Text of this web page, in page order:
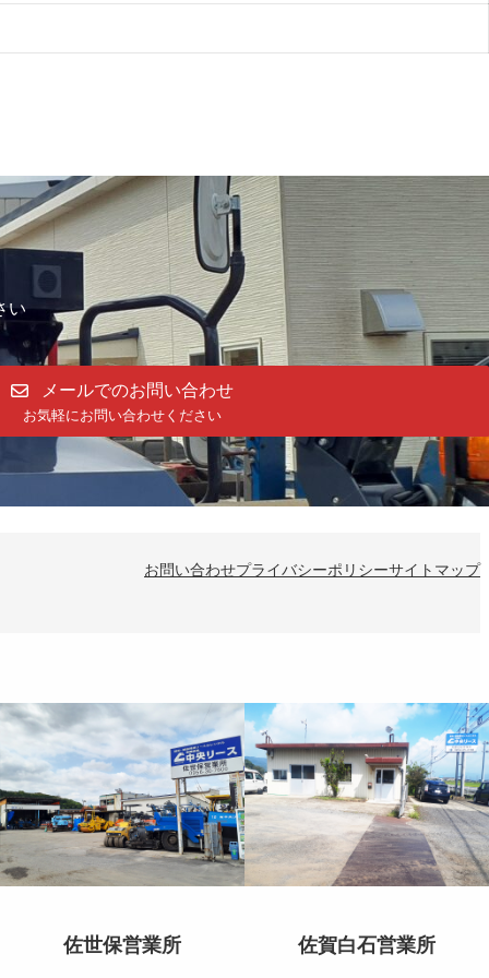
い
メールでのお問い合わせ
お気軽にお問い合わせください
お問い合わせプライバシーポリシーサイトマップ
佐世保営業所 佐賀白石営業所